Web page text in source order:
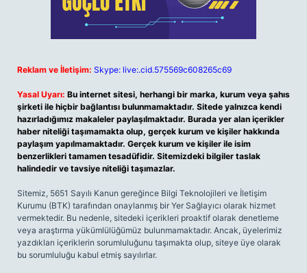
Reklam ve İletişim: Skype: live:.cid.575569c608265c69
Yasal Uyarı: Bu internet sitesi, herhangi bir marka, kurum veya şahıs
şirketi ile hiçbir bağlantısı bulunmamaktadır. Sitede yalnızca kendi
hazırladığımız makaleler paylaşılmaktadır. Burada yer alan içerikler
haber niteliği taşımamakta olup, gerçek kurum ve kişiler hakkında
paylaşım yapılmamaktadır. Gerçek kurum ve kişiler ile isim
benzerlikleri tamamen tesadüfidir. Sitemizdeki bilgiler taslak
halindedir ve tavsiye niteliği taşımazlar.
Sitemiz, 5651 Sayılı Kanun gereğince Bilgi Teknolojileri ve İletişim
Kurumu (BTK) tarafından onaylanmış bir Yer Sağlayıcı olarak hizmet
vermektedir. Bu nedenle, sitedeki içerikleri proaktif olarak denetleme
veya araştırma yükümlülüğümüz bulunmamaktadır. Ancak, üyelerimiz
yazdıkları içeriklerin sorumluluğunu taşımakta olup, siteye üye olarak
bu sorumluluğu kabul etmiş sayılırlar.